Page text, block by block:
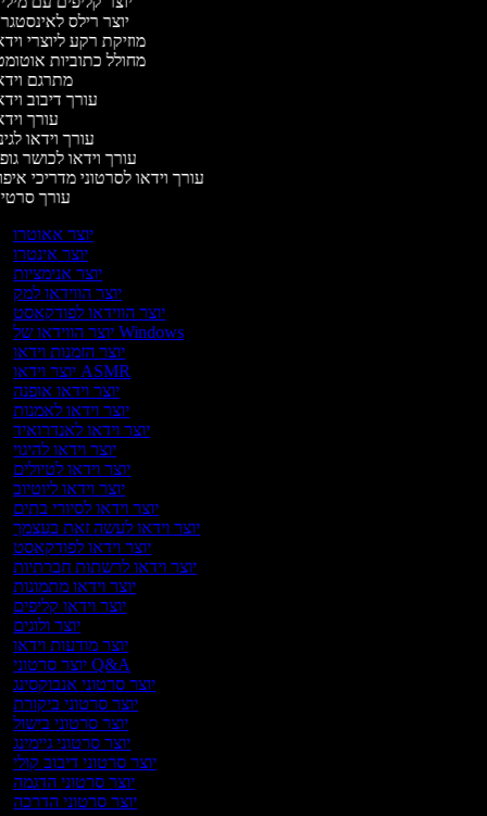
יוצר רילס
מוזיקת רקע ליוצרי
מחולל כתוביות
מתרגם
עורך דיבוב
עורך
עורך וידאו
עורך וידאו לכושר
עורך וידאו לסרטוני מדריכי
עורך
יוצר אאוטרו
יוצר אינטרו
יוצר אנימציות
יוצר הווידאו למק
יוצר הווידאו לפודקאסט
יוצר הווידאו של Windows
יוצר הזמנות וידאו
יוצר וידאו ASMR
יוצר וידאו אופנה
יוצר וידאו לאמנות
יוצר וידאו לאנדרואיד
יוצר וידאו להיגוי
יוצר וידאו לטיולים
יוצר וידאו ליוטיוב
יוצר וידאו לסיורי בתים
יוצר וידאו לעשה זאת בעצמך
יוצר וידאו לפודקאסט
יוצר וידאו לרשתות חברתיות
יוצר וידאו מתמונות
יוצר וידאו קליפים
יוצר ולוגים
יוצר מודעות וידאו
יוצר סרטוני Q&A
יוצר סרטוני אנבוקסינג
יוצר סרטוני ביקורת
יוצר סרטוני בישול
יוצר סרטוני גיימינג
יוצר סרטוני דיבוב קולי
יוצר סרטוני הדגמה
יוצר סרטוני הדרכה